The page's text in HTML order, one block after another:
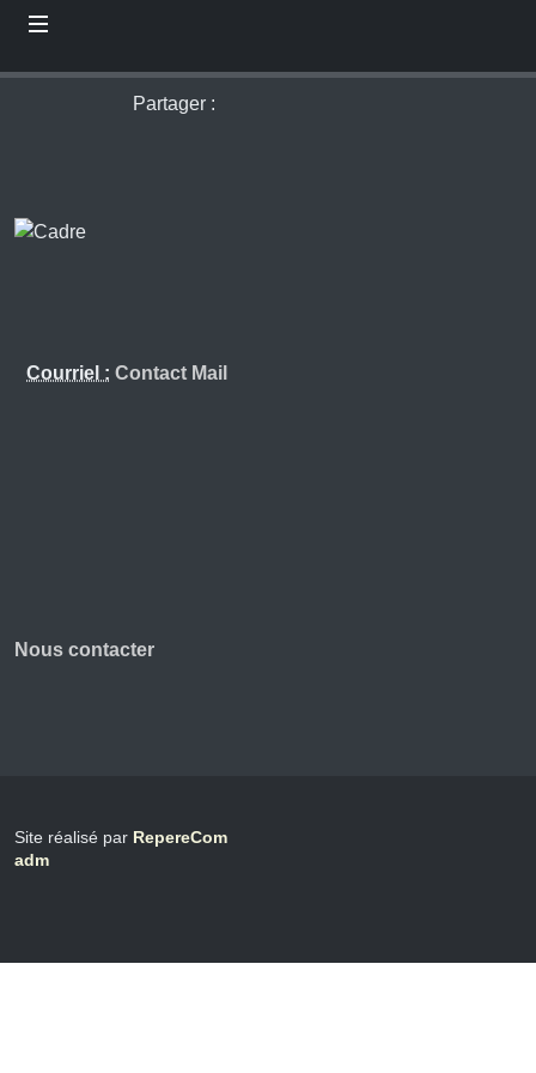
Partager :
Courriel : Contact Mail
Nous contacter
Site réalisé par RepereCom
adm